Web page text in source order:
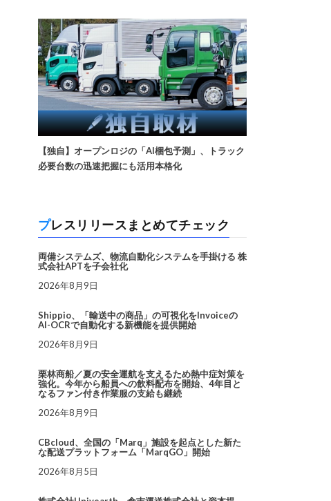
【独自】オープンロジの「AI梱包予測」、トラック
必要台数の迅速把握にも活用本格化
プレスリリースまとめてチェック
両備システムズ、物流自動化システムを手掛ける 株
式会社APTを子会社化
2026年8月9日
Shippio、「輸送中の商品」の可視化をInvoiceの
AI-OCRで自動化する新機能を提供開始
2026年8月9日
栗林商船／夏の安全運航を支えるため熱中症対策を
強化。今年から船員への飲料配布を開始、4年目と
なるファン付き作業服の支給も継続
2026年8月9日
CBcloud、全国の「Marq」施設を起点とした新た
な配送プラットフォーム「MarqGO」開始
2026年8月5日